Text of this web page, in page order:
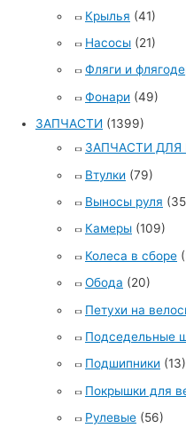
Крылья (41)
Насосы (21)
Фляги и
Фонари (49)
ЗАПЧАСТИ (1399)
ЗАПЧАСТИ ДЛЯ
Втулки (79)
Выносы руля
Камеры (109)
Колеса в сборе
Обода (20)
Петухи на
Подседельные
Подшипники (13)
Покрышки для
Рулевые (56)